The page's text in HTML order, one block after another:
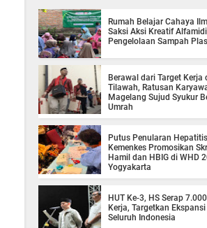
Rumah Belajar Cahaya
Saksi Aksi Kreatif
Pengelolaan Sampah
Berawal dari Target Kerja
Tilawah, Ratusan
Magelang Sujud Syukur
Umrah
Putus Penularan
Kemenkes Promosikan
Hamil dan HBIG di WHD
Yogyakarta
HUT Ke-3, HS Serap
Kerja, Targetkan Ekspansi
Seluruh Indonesia